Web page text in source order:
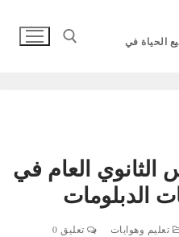
الحياة في
العام في
تعليم وهوايات تعليق 0